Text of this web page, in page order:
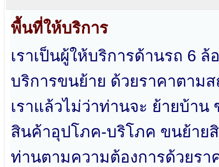
พื้นที่ให้บริการ
เราเป็นผู้ให้บริการด้านรถ 6
บริการขนย้าย ด้วยราคาตาม
เราแล้วไม่ว่าท่านจะ ย้ายบ้า
สินค้าอุปโภค-บริโภค ขนย้าย
ท่านตามความต้องการด้วยร